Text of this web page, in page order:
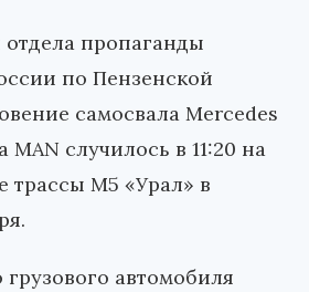
пропаганды
по Пензенской
самосвала Mercedes
MAN случилось в 11:20 на
трассы М5 «Урал» в
автомобиля